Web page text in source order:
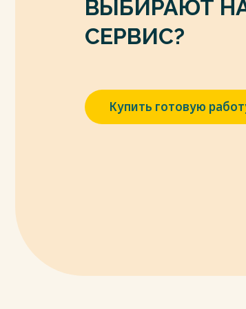
гостиницах / Я. М.
продвижение туристского
российском и зарубежных
практической
культуры ФГАОУ ВО
2017. – С. 4-12.
7. Ананьев, Е. В.
// Актуальные проблемы и
и управления: Сборник
практической
– Москва: Общество с
развития. Материалы VII
ВЫБИРАЮТ
СЕРВИС?
Купить готовую